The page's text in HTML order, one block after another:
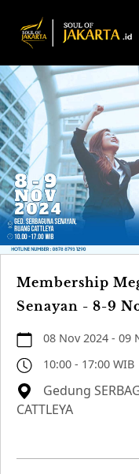
Membership
Senayan - 8-9
08 Nov 2024 - 09
10:00 - 17:00 WIB
Gedung
CATTLEYA